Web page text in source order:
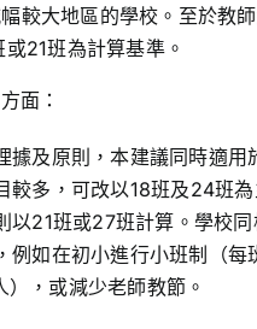
較大地區的學校。至於教
21班為計算基準。
面：
據及原則，本建議同時適用
較多，可改以18班及24班
以21班或27班計算。學校
例如在初小進行小班制（每
，或減少老師教節。